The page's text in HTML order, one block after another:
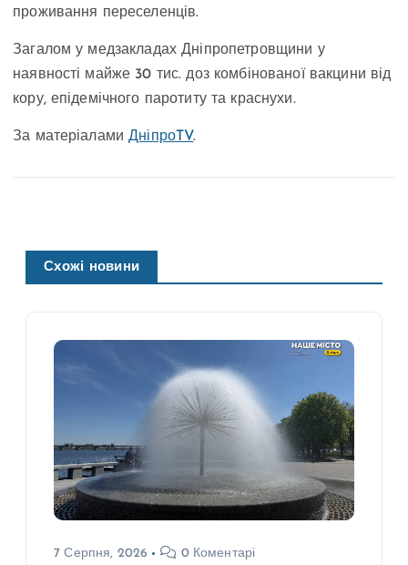
проживання переселенців.
Загалом у медзакладах Дніпропетровщини у
наявності майже 30 тис. доз комбінованої вакцини від
кору, епідемічного паротиту та краснухи.
За матеріаламиДніпроTV.
Схожі новини
7 Серпня, 2026 0 Коментарі